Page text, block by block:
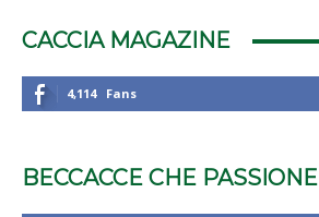
CACCIA MAGAZINE
4,114 Fans
BECCACCE CHE PASSIONE